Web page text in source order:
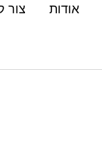
אודות צור